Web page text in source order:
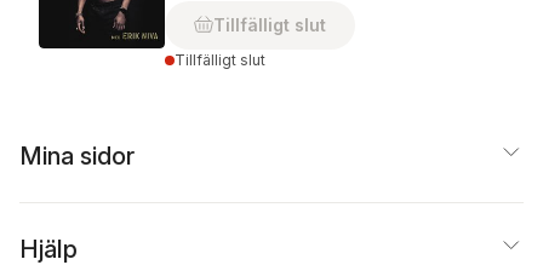
Tillfälligt slut
Tillfälligt slut
Mina sidor
Hjälp